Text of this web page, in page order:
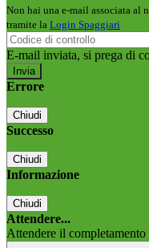
Non hai una e-mail associata al
tramite la Login Spaggiari
E-mail inviata, si prega di
Errore
Chiudi
Successo
Chiudi
Informazione
Chiudi
Attendere...
Attendere il